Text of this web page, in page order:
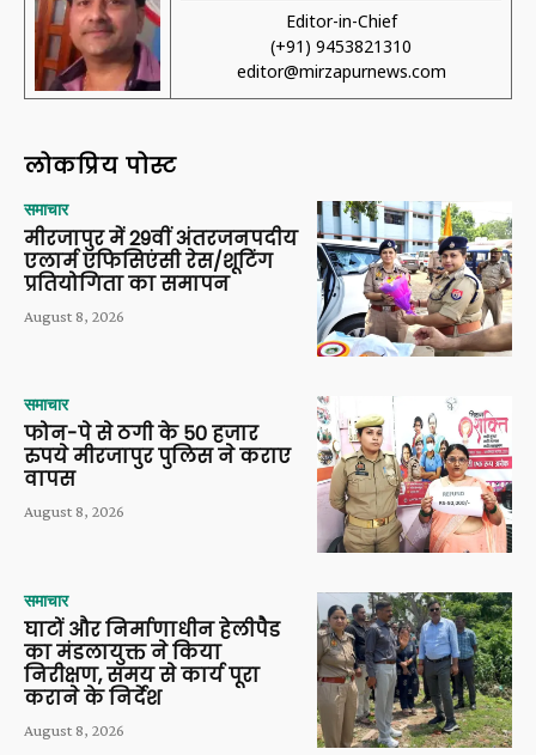
Editor-in-Chief
(+91) 9453821310
editor@mirzapurnews.com
लोकप्रिय पोस्ट
समाचार
मीरजापुर में 29वीं अंतरजनपदीय
एलार्म एफिसिएंसी रेस/शूटिंग
प्रतियोगिता का समापन
August 8, 2026
समाचार
फोन-पे से ठगी के 50 हजार
रुपये मीरजापुर पुलिस ने कराए
वापस
August 8, 2026
समाचार
घाटों और निर्माणाधीन हेलीपैड
का मंडलायुक्त ने किया
निरीक्षण, समय से कार्य पूरा
कराने के निर्देश
August 8, 2026